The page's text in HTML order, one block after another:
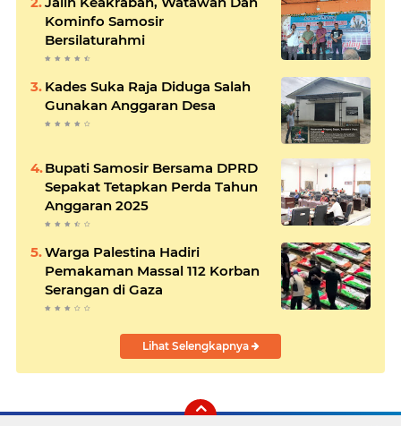
Kominfo Samosir
Bersilaturahmi
Kades Suka Raja Diduga Salah
Gunakan Anggaran Desa
Bupati Samosir Bersama DPRD
Sepakat Tetapkan Perda Tahun
Anggaran 2025
Warga Palestina Hadiri
Pemakaman Massal 112 Korban
Serangan di Gaza
Lihat Selengkapnya